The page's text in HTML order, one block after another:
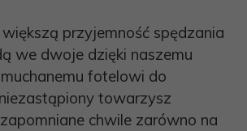
przyjemność spędzania
we dwoje dzięki naszemu
fotelowi do
towarzysz
chwile zarówno na